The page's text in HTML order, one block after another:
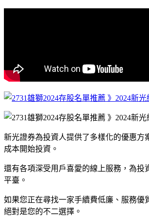
新光證券為投資人提供了多樣化的優惠方
成本開始投資。
還有各項深受用戶喜愛的線上服務，為投
平臺。
如果您正在尋找一家手續費低廉、服務優
絕對是您的不二選擇。